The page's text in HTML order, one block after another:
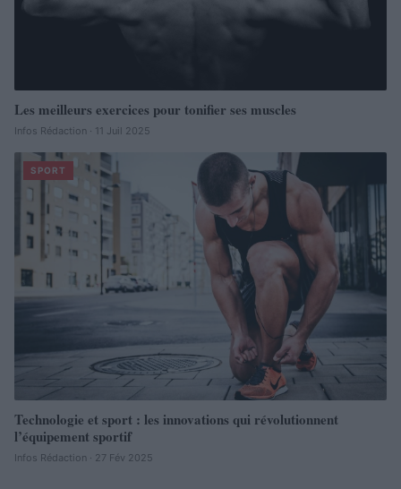
Les meilleurs exercices pour tonifier ses muscles
Infos Rédaction · 11 Juil 2025
SPORT
Technologie et sport : les innovations qui révolutionnent
l’équipement sportif
Infos Rédaction · 27 Fév 2025